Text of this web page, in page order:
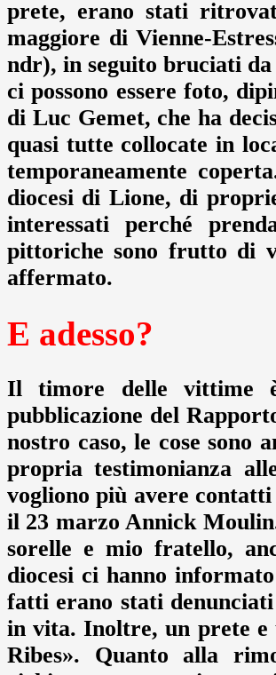
prete, erano stati
maggiore di Vienne-
ndr), in seguito bruciati
ci possono essere foto,
di Luc Gemet, che ha
quasi tutte collocate in
temporaneamente
diocesi di Lione, di
interessati perché
pittoriche sono frutto di
affermato.
E adesso?
Il timore delle vittime
pubblicazione del
nostro caso, le cose sono
propria testimonianza
vogliono più avere
il 23 marzo Annick
sorelle e mio fratello,
diocesi ci hanno
fatti erano stati
in vita. Inoltre, un prete e
Ribes». Quanto alla